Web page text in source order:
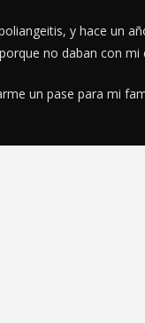
y hace un
no daban con mi
un pase para mi